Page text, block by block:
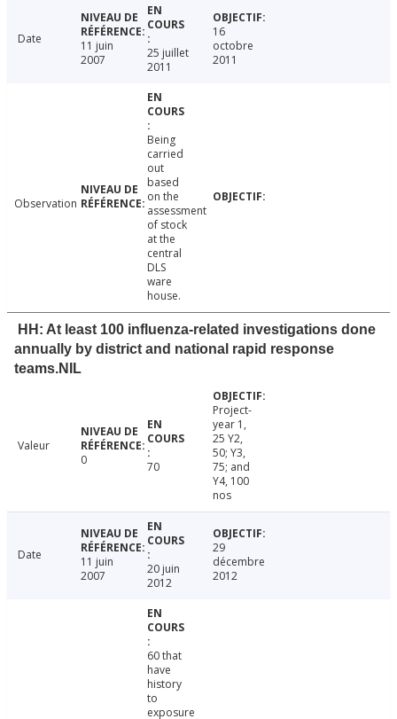
Date
11 juin
2007
25 juillet
2011
16
octobre
2011
Observation
Being
carried
out
based
on the
assessment
of stock
at the
central
DLS
ware
house.
HH: At least 100 influenza-related investigations done
annually by district and national rapid response
teams.NIL
Valeur
0
70
Project-
year 1,
25 Y2,
50; Y3,
75; and
Y4, 100
nos
Date
11 juin
2007
20 juin
2012
29
décembre
2012
60 that
have
history
to
exposure